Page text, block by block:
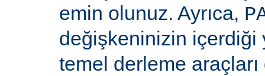
emin olunuz. Ayrıca,
değişkeninizin
temel derleme araçları